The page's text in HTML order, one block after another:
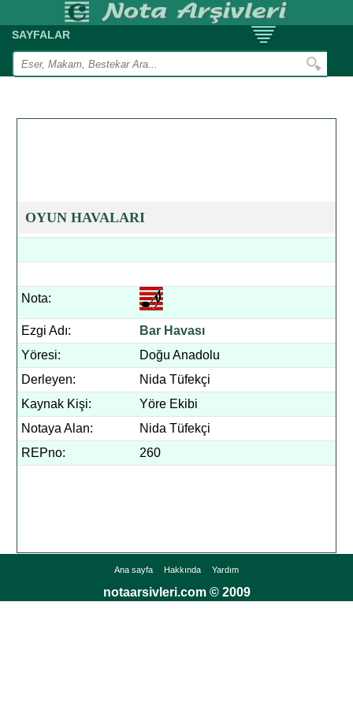
SAYFALAR
OYUN HAVALARI
Nota:
Ezgi Adı:
Bar Havası
Yöresi:
Doğu Anadolu
Derleyen:
Nida Tüfekçi
Kaynak Kişi:
Yöre Ekibi
Notaya Alan:
Nida Tüfekçi
REPno:
260
Ana sayfa Hakkında Yardım
notaarsivleri.com © 2009